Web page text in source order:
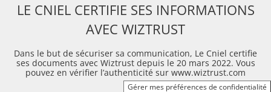
LE CNIEL CERTIFIE SES INFORMATIONS
AVEC WIZTRUST
Dans le but de sécuriser sa communication, Le Cniel certifie
ses documents avec Wiztrust depuis le 20 mars 2022. Vous
pouvez en vérifier l’authenticité sur www.wiztrust.com
Gérer mes préférences de confidentialité